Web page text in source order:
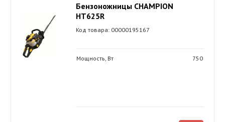
Бензоножницы CHAMPION
HT625R
Код товара: 00000195167
Мощность, Вт 750